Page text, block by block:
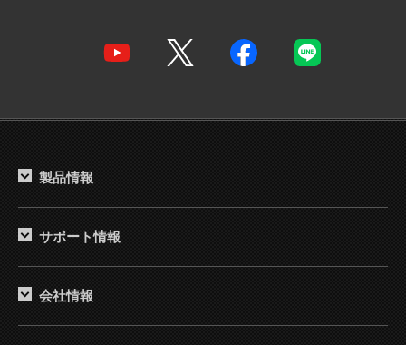
製品情報
サポート情報
会社情報